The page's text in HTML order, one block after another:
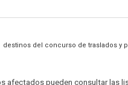
del concurso de traslados y
afectados pueden consultar las